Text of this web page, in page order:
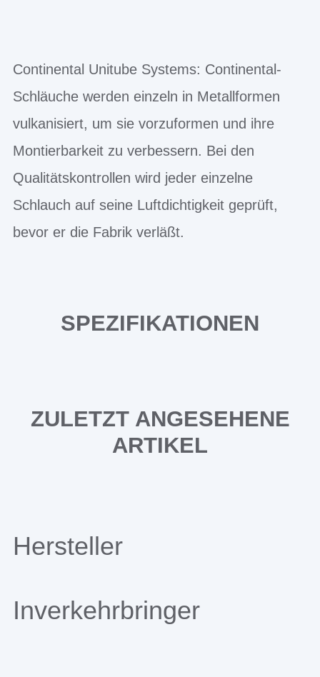
Continental Unitube Systems: Continental-
Schläuche werden einzeln in Metallformen
vulkanisiert, um sie vorzuformen und ihre
Montierbarkeit zu verbessern. Bei den
Qualitätskontrollen wird jeder einzelne
Schlauch auf seine Luftdichtigkeit geprüft,
bevor er die Fabrik verläßt.
SPEZIFIKATIONEN
ZULETZT ANGESEHENE
ARTIKEL
Hersteller
Inverkehrbringer